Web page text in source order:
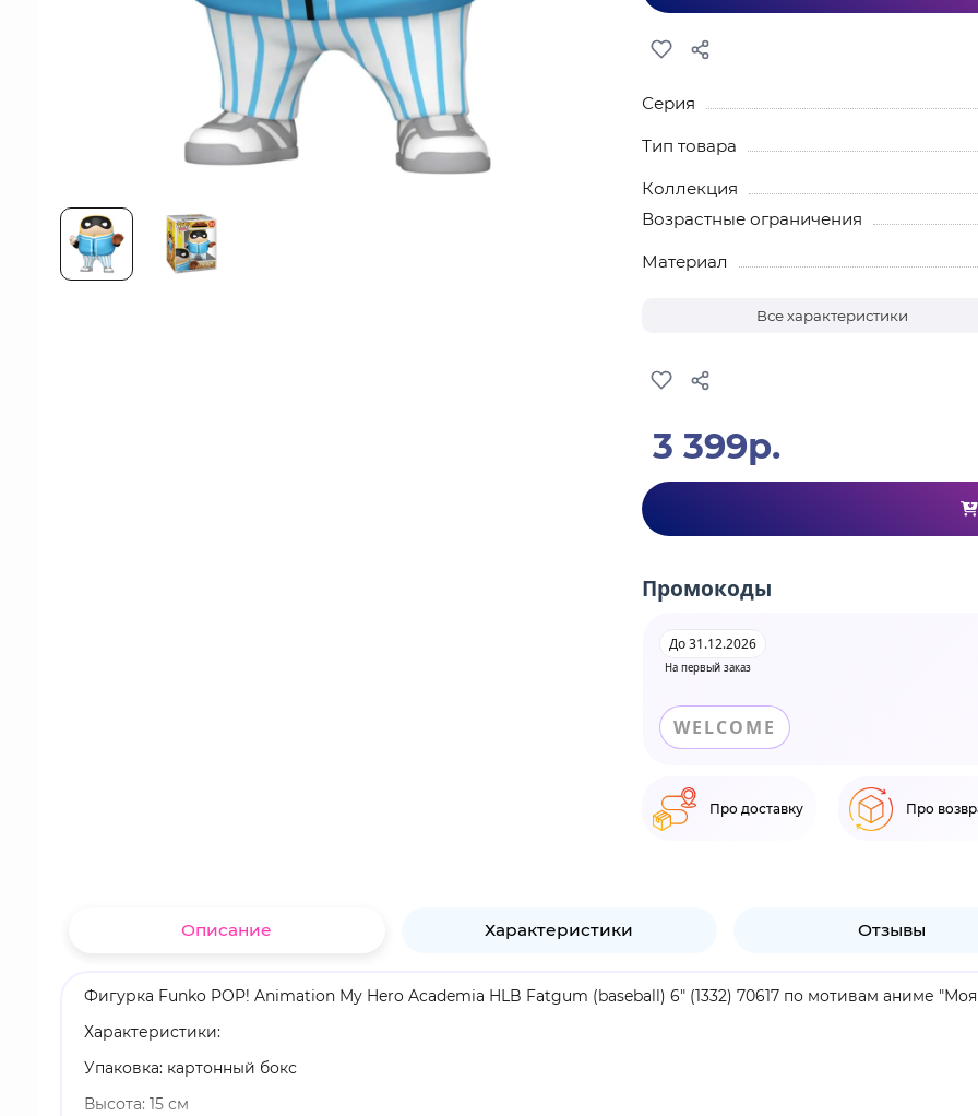
Серия
Тип товара
Коллекция
Возрастные ограничения
Материал
Все характеристики
3 399р.
Промокоды
На первый заказ
До 31.12.2026
WELCOME
Про доставку Про
Описание Характеристики Отзывы
Фигурка Funko POP! Animation My Hero Academia HLB Fatgum (baseball) 6" (1332) 70617 по мотивам аниме
Характеристики:
Упаковка: картонный бокс
Высота: 15 см